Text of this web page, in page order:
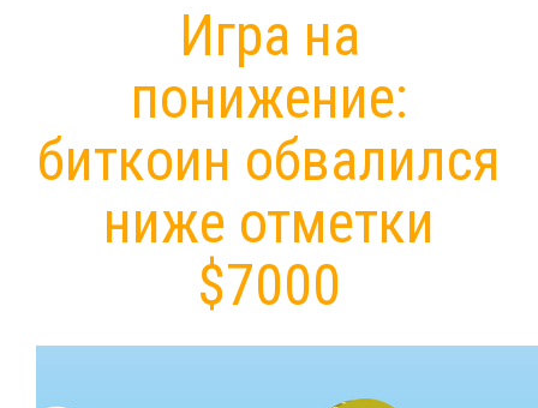
Игра на
понижение:
биткоин обвалился
ниже отметки
$7000